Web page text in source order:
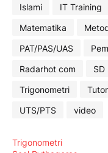
Islami
IT Training
Matematika
PAT/PAS/UAS
Radarhot com
SD
Trigonometri
UTS/PTS
video
Trigonometri